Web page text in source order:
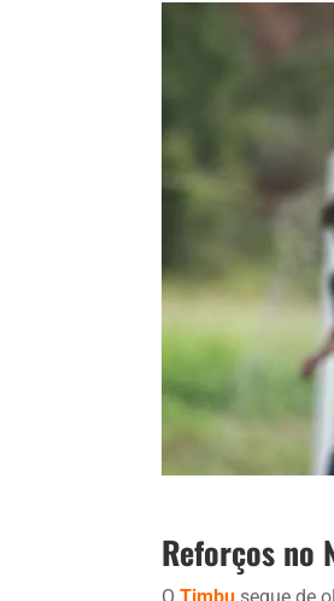
Reforços no